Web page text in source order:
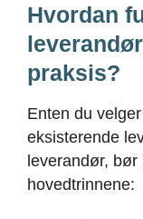
Hvordan
praksis?
Enten du
eksisterende
leverandør,
hovedtrinnene: